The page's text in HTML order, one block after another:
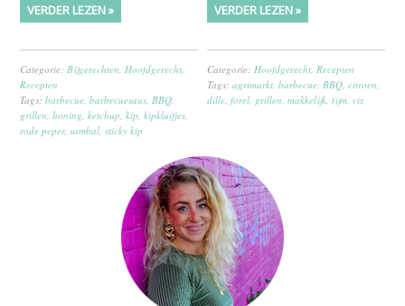
VERDER LEZEN »
Categorie: Bijgerechten Hoofdgerecht
Recepten
Tags:barbecue ,barbecuesaus BBQ
grillen ,honing ,ketchup ,kip ,kipkluifjes
rode peper,sambal ,sticky kip
VERDER LEZEN »
Categorie: Hoofdgerecht Recepten
Tags:agrimarkt ,barbecue BBQ ,citroen
dille ,forel grillen ,makkelijk ,tijm vis